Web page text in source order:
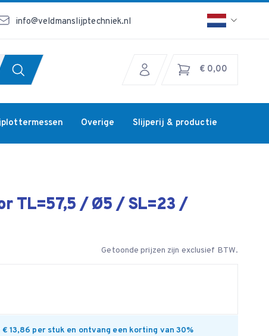
info@veldmanslijptechniek.nl
€ 0,00
Overige Slijperij & productie
TL=57,5 / Ø5 / SL=23 /
Getoonde prijzen zijn exclusief BTW.
13,86 per stuk en ontvang een korting van 30%